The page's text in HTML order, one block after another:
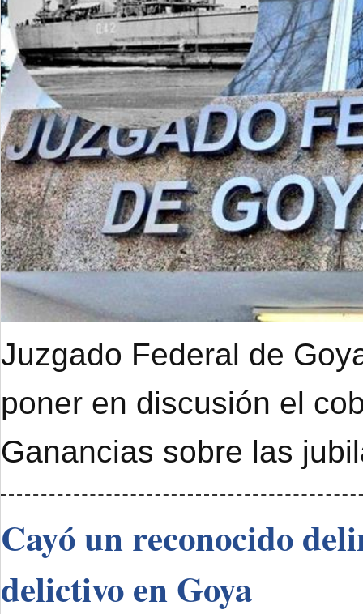
Juzgado Federal de
poner en discusión el
Ganancias sobre las
Cayó un reconocido
delictivo en Goya